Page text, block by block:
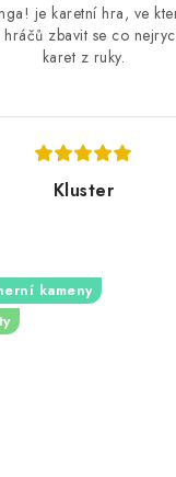
je karetní hra, ve
hráčů zbavit se co
karet z ruky.
Kluster
kameny